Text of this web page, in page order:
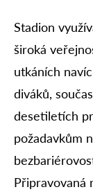
Stadion
široká
utkáních
diváků,
desetiletích
požadavkům
Připravovaná